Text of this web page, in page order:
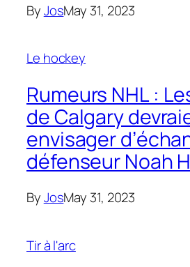
ByJosMay 31, 2023
Le hockey
Rumeurs NHL :
de Calgary
envisager
défenseur Noah
ByJosMay 31, 2023
Tir à l'arc